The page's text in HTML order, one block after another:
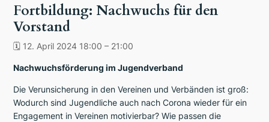
Fortbildung: Nachwuchs für den
Vorstand
🗓 12. April 2024 18:00 – 21:00
Nachwuchsförderung im Jugendverband
Die Verunsicherung in den Vereinen und Verbänden ist groß:
Wodurch sind Jugendliche auch nach Corona wieder für ein
Engagement in Vereinen motivierbar? Wie passen die